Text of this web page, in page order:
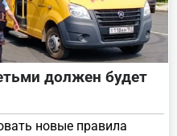
должен будет
новые правила